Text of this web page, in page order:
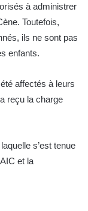
à administrer
Toutefois,
ils ne sont pas
enfants.
affectés à leurs
reçu la charge
s’est tenue
et la